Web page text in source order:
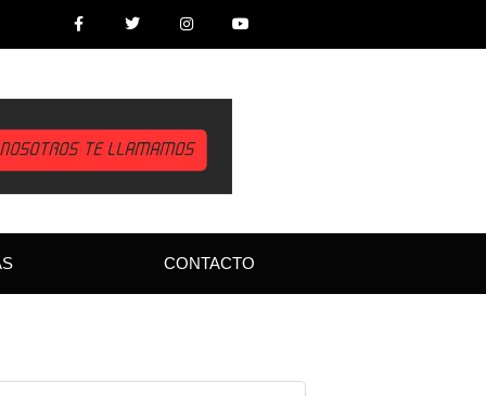
CONTACTO